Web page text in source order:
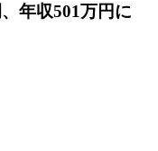
、年収501万円に